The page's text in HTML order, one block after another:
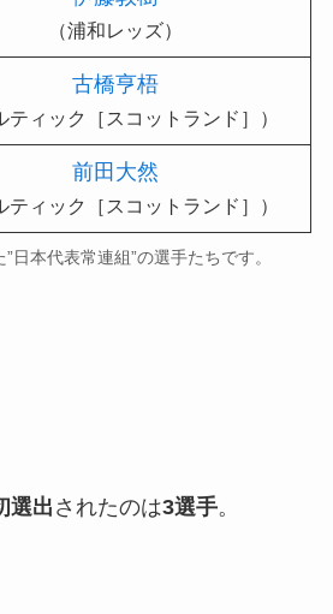
（浦和レッズ）
古橋亨梧
ティック［スコットランド］）
前田大然
ティック［スコットランド］）
日本代表常連組”の選手たちです。
選出 されたのは3選手。